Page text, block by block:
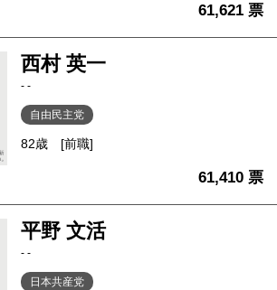
61,621 票
西村 英一
- -
自由民主党
82歳 [前職]
61,410 票
平野 文活
- -
日本共産党